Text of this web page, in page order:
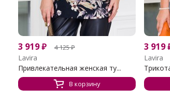
3 919₽ 4 125₽
Lavira
Привлекательная женская ту...
В корзину
3 919
Lavira